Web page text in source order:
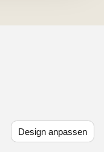
Design anpassen